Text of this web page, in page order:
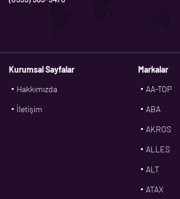
Kurumsal Sayfalar
Hakkımızda
İletişim
Markalar
AA-TOP
ABA
AKROS
ALLES
ALT
ATAX